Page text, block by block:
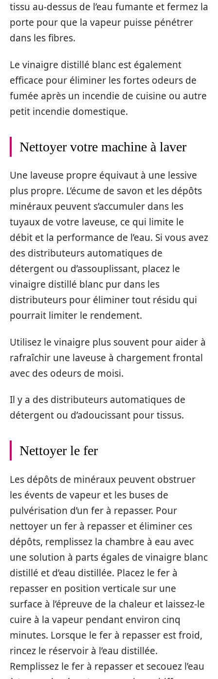
tissu au-dessus de l’eau fumante et fermez la
porte pour que la vapeur puisse pénétrer
dans les fibres.
Le vinaigre distillé blanc est également
efficace pour éliminer les fortes odeurs de
fumée après un incendie de cuisine ou autre
petit incendie domestique.
Nettoyer votre machine à laver
Une laveuse propre équivaut à une lessive
plus propre. L’écume de savon et les dépôts
minéraux peuvent s’accumuler dans les
tuyaux de votre laveuse, ce qui limite le
débit et la performance de l’eau. Si vous avez
des distributeurs automatiques de
détergent ou d’assouplissant, placez le
vinaigre distillé blanc pur dans les
distributeurs pour éliminer tout résidu qui
pourrait limiter le rendement.
Utilisez le vinaigre plus souvent pour aider à
rafraîchir une laveuse à chargement frontal
avec des odeurs de moisi.
Il y a des distributeurs automatiques de
détergent ou d’adoucissant pour tissus.
Nettoyer le fer
Les dépôts de minéraux peuvent obstruer
les évents de vapeur et les buses de
pulvérisation d’un fer à repasser. Pour
nettoyer un fer à repasser et éliminer ces
dépôts, remplissez la chambre à eau avec
une solution à parts égales de vinaigre blanc
distillé et d’eau distillée. Placez le fer à
repasser en position verticale sur une
surface à l’épreuve de la chaleur et laissez-le
cuire à la vapeur pendant environ cinq
minutes. Lorsque le fer à repasser est froid,
rincez le réservoir à l’eau distillée.
Remplissez le fer à repasser et secouez l’eau